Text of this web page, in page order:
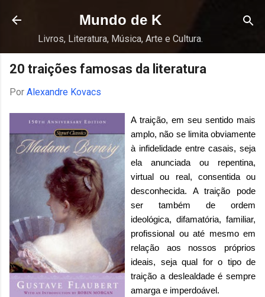
Pular para o conteúdo principal
Mundo de K
Livros, Literatura, Música, Arte e Cultura.
20 traições famosas da literatura
Por Alexandre Kovacs
A traição, em seu sentido mais
amplo, não se limita obviamente
à infidelidade entre casais, seja
ela anunciada ou repentina,
virtual ou real, consentida ou
desconhecida. A traição pode
ser também de ordem
ideológica, difamatória, familiar,
profissional ou até mesmo em
relação aos nossos próprios
ideais, seja qual for o tipo de
traição a deslealdade é sempre
amarga e imperdoável.